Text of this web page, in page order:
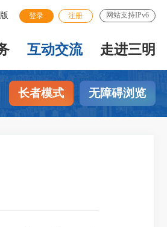
登录 注册 网站支持IPv6
互动交流 走进三明
长者模式 无障碍浏览